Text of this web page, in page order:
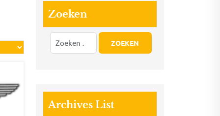
Zoeken
Archives List